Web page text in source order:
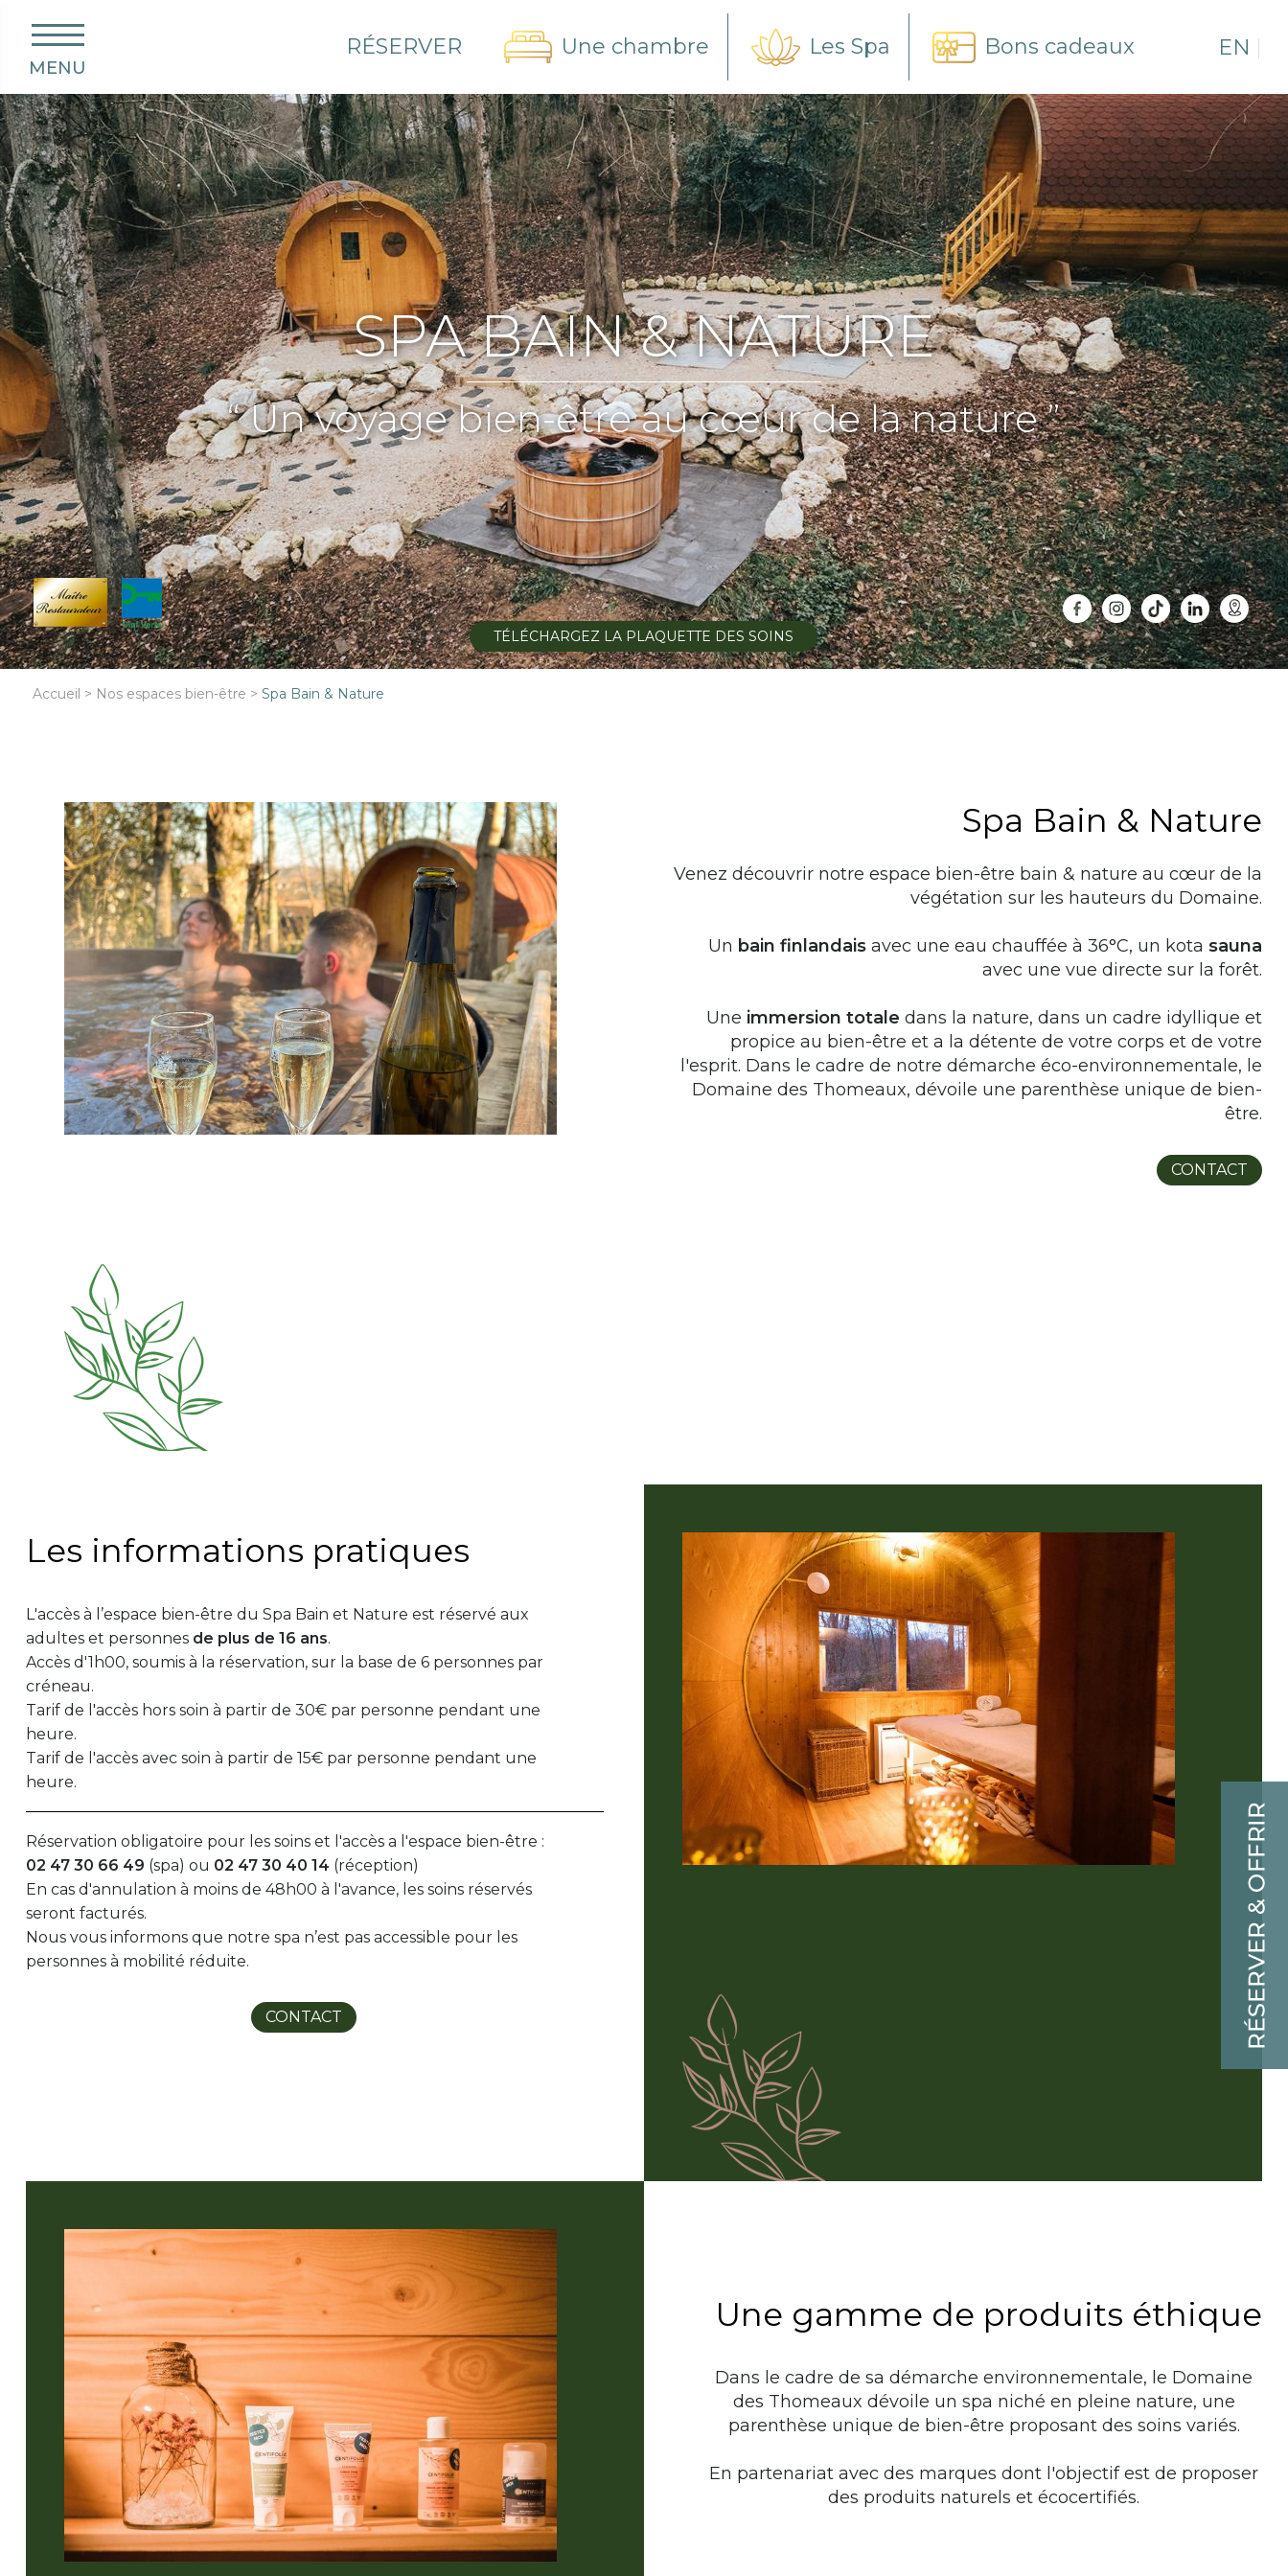
MENU
RÉSERVER Une chambre Les Spa Bons cadeaux EN
SPA BAIN & NATURE
“ Un voyage bien-être au cœur de la nature ”
TÉLÉCHARGEZ LA PLAQUETTE DES SOINS
Accueil > Nos espaces bien-être > Spa Bain & Nature
Spa Bain & Nature
Venez découvrir notre espace bien-être bain & nature au cœur de la
végétation sur les hauteurs du Domaine.
Un bain finlandais avec une eau chauffée à 36°C, un kotasauna
avec une vue directe sur la forêt.
Une immersion totale dans la nature, dans un cadre idyllique et
propice au bien-être et a la détente de votre corps et de votre
l'esprit. Dans le cadre de notre démarche éco-environnementale, le
Domaine des Thomeaux, dévoile une parenthèse unique de bien-
être.
CONTACT
Les informations pratiques
L'accès à l’espace bien-être du Spa Bain et Nature est réservé aux
adultes et personnes de plus de 16 ans.
Accès d'1h00, soumis à la réservation, sur la base de 6 personnes par
créneau.
Tarif de l'accès hors soin à partir de 30€ par personne pendant une
heure.
Tarif de l'accès avec soin à partir de 15€ par personne pendant une
heure.
Réservation obligatoire pour les soins et l'accès a l'espace bien-être :
02 47 30 66 49 (spa) ou 02 47 30 40 14 (réception)
En cas d'annulation à moins de 48h00 à l'avance, les soins réservés
seront facturés.
Nous vous informons que notre spa n’est pas accessible pour les
personnes à mobilité réduite.
CONTACT
Une gamme de produits éthique
Dans le cadre de sa démarche environnementale, le Domaine
des Thomeaux dévoile un spa niché en pleine nature, une
parenthèse unique de bien-être proposant des soins variés.
En partenariat avec des marques dont l'objectif est de proposer
des produits naturels et écocertifiés.